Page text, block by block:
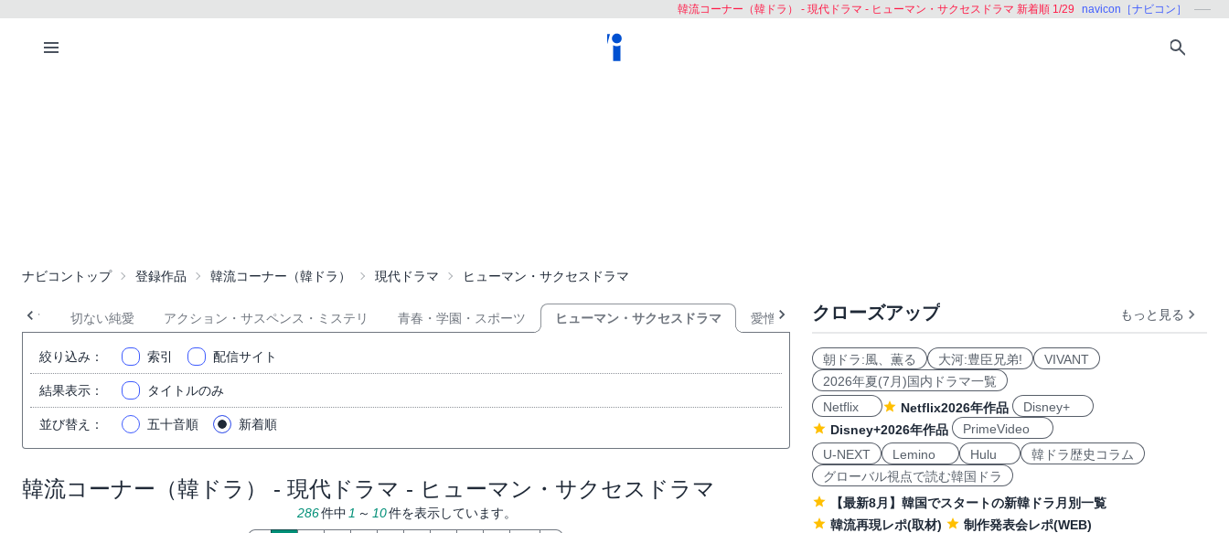
韓流コーナー（韓ドラ） - 現代ドラマ - ヒューマン・サクセスドラマ 新着順 1/29 navicon［ナビコン］
ナビコントップ 登録作品 韓流コーナー（韓ドラ） 現代ドラマ ヒューマン・サクセスドラマ
全て 切ない純愛 アクション・サスペンス・ミステリ 青春・学園・スポーツ ヒューマン・サクセスドラマ 愛憎・復讐劇 ロマンス・ラブコメ コメディ・ブラックコメディ
絞り込み ： 索引 配信サイト
結果表示 ： タイトルのみ
並び替え ： 五十音順 新着順
韓流コーナー（韓ドラ） - 現代ドラマ - ヒューマン・サクセスドラマ
286件中 1 ～ 10件を表示しています。
クローズアップ もっと見る
朝ドラ:風、薫る 大河:豊臣兄弟!
VIVANT
2026年夏(7月)国内ドラマ一覧
Netflix
Netflix2026年作品
Disney+
Disney+2026年作品
PrimeVideo
U-NEXT
Lemino Hulu
韓ドラ歴史コラム
グローバル視点で読む韓国ドラ
【最新8月】韓国でスタートの新韓ドラ月別一覧
韓流再現レポ(取材)
制作発表会レポ(WEB)